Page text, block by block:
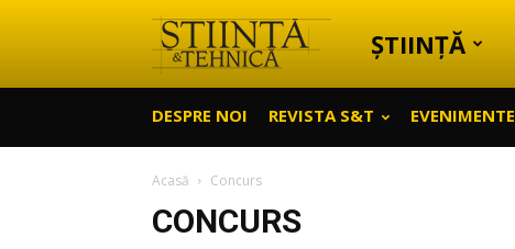
Știință
ȘTIINȚĂ
DESPRE NOI REVISTA S&T EVENIMENTE
Acasă Concurs
CONCURS